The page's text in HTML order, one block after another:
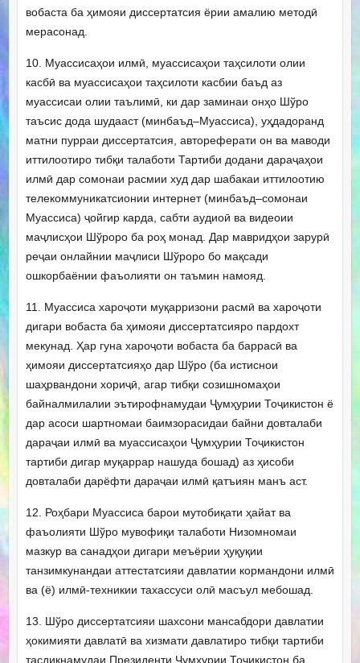
вобаста ба ҳимояи диссертатсия ёрии амалию методӣ
мерасонад.
10. Муассисаҳои илмӣ, муассисаҳои таҳсилоти олии
касбӣ ва муассисаҳои таҳсилоти касбии баъд аз
муассисаи олии таълимӣ, ки дар заминаи онҳо Шўро
таъсис дода шудааст (минбаъд–Муассиса), уҳдадоранд
матни пурраи диссертатсия, автореферати он ва маводи
иттилоотиро тибқи талаботи Тартиби додани дараҷаҳои
илмӣ дар сомонаи расмии худ дар шабакаи иттилоотию
телекоммуникатсионии интернет (минбаъд–сомонаи
Муассиса) ҷойгир карда, сабти аудиоӣ ва видеоии
маҷлисҳои Шўроро ба роҳ монад. Дар мавридҳои зарурӣ
реҷаи онлайнии маҷлиси Шўроро бо мақсади
ошкорбаёнии фаъолияти он таъмин намояд.
11. Муассиса хароҷоти муқарризони расмӣ ва хароҷоти
дигари вобаста ба ҳимояи диссертатсияро пардохт
мекунад. Ҳар гуна хароҷоти вобаста ба баррасӣ ва
ҳимояи диссертатсияҳо дар Шўро (ба истиснои
шаҳрвандони хориҷӣ, агар тибқи созишномаҳои
байналмилалии эътирофнамудаи Ҷумҳурии Тоҷикистон ё
дар асоси шартномаи баимзорасидаи байни довталаби
дараҷаи илмӣ ва муассисаҳои Ҷумҳурии Тоҷикистон
тартиби дигар муқаррар нашуда бошад) аз ҳисоби
довталаби дарёфти дараҷаи илмӣ қатъиян манъ аст.
12. Роҳбари Муассиса барои мутобиқати ҳайат ва
фаъолияти Шўро мувофиқи талаботи Низомномаи
мазкур ва санадҳои дигари меъёрии ҳуқуқии
танзимкунандаи аттестатсияи давлатии кормандони илмӣ
ва (ё) илмӣ-техникии тахассуси олӣ масъул мебошад.
13. Шўро диссертатсияи шахсони мансабдори давлатии
ҳокимияти давлатӣ ва хизмати давлатиро тибқи тартиби
тасдиқнамудаи Президенти Ҷумҳурии Тоҷикистон ба